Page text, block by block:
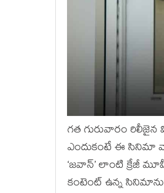
గత గురువారం
ఎందుకంటే ఈ సినిమా
‘జవాన్’ లాంటి క్రేజీ
కంటెంట్ ఉన్న సినిమాను